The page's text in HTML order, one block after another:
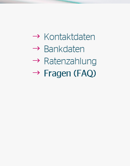
Kontaktdaten
Bankdaten
Ratenzahlung
Fragen (FAQ)